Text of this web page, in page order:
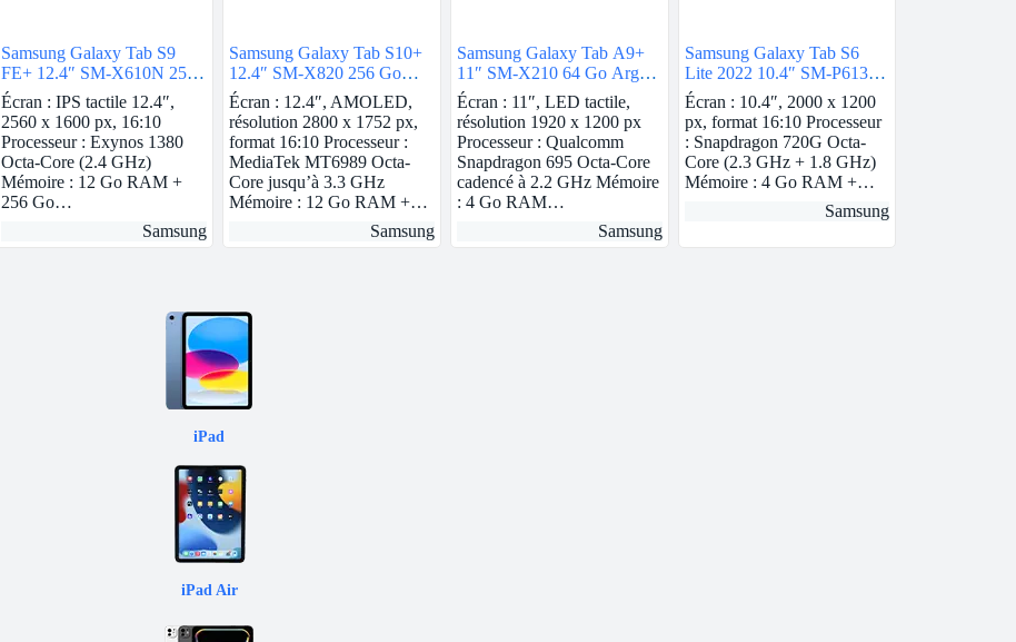
Samsung Galaxy Tab S9
FE+ 12.4″ SM-X610N 256
Go Anthracite
Écran : IPS tactile 12.4″,
2560 x 1600 px, 16:10
Processeur : Exynos 1380
Octa-Core (2.4 GHz)
Mémoire : 12 Go RAM +
256 Go…
Samsung
Samsung Galaxy Tab S10+
12.4″ SM-X820 256 Go
Gris 5G
Écran : 12.4″, AMOLED,
résolution 2800 x 1752 px,
format 16:10 Processeur :
MediaTek MT6989 Octa-
Core jusqu’à 3.3 GHz
Mémoire : 12 Go RAM +…
Samsung
Samsung Galaxy Tab A9+
11″ SM-X210 64 Go Argent
Wi-Fi
Écran : 11″, LED tactile,
résolution 1920 x 1200 px
Processeur : Qualcomm
Snapdragon 695 Octa-Core
cadencé à 2.2 GHz Mémoire
: 4 Go RAM…
Samsung
Samsung Galaxy Tab S6
Lite 2022 10.4″ SM-P613
64 Go Gris Wi-Fi
Écran : 10.4″, 2000 x 1200
px, format 16:10 Processeur
: Snapdragon 720G Octa-
Core (2.3 GHz + 1.8 GHz)
Mémoire : 4 Go RAM +…
Samsung
iPad
iPad Air